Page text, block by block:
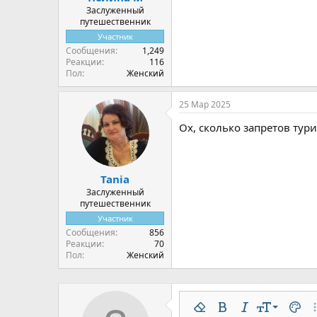
Заслуженный
путешественник
Участник
Сообщения
1,249
Реакции
116
Пол
Женский
Tania
Заслуженный
путешественник
Участник
Сообщения
856
Реакции
70
Пол
Женский
25 Мар 2025
Ох, сколько запретов
УдалитьЖирныйКурсивРазмер
9 Цвет